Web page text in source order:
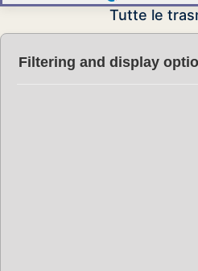
Tutte le
Filtering and display